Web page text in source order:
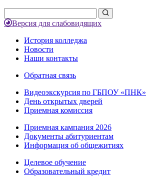
Версия для слабовидящих
История колледжа
Новости
Наши контакты
Обратная связь
Видеоэкскурсия по ГБПОУ «ПНК»
День открытых дверей
Приемная комиссия
Приемная кампания 2026
Дoкументы абитуриентам
Информация об общежитиях
Целевое обучение
Образовательный кредит